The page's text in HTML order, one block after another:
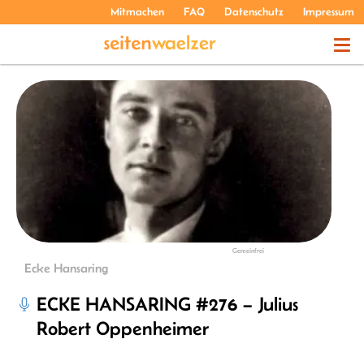
Mitmachen FAQ Datenschutz Impressum
THEMEN
PODCASTS
ÜBER UNS
Gemeinfrei
Ecke Hansaring
ECKE HANSARING #276 – Julius
Robert Oppenheimer